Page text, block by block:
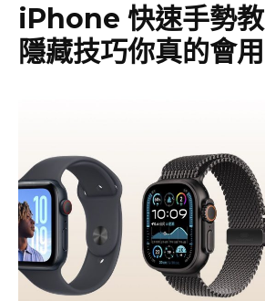
iPhone 快速手勢
隱藏技巧你真的會